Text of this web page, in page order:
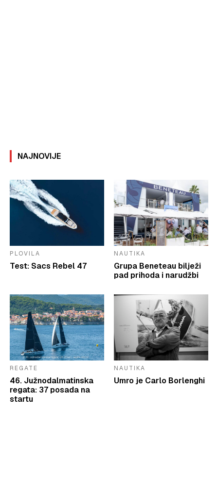
NAJNOVIJE
PLOVILA
Test: Sacs Rebel 47
NAUTIKA
Grupa Beneteau bilježi
pad prihoda i narudžbi
REGATE
46. Južnodalmatinska
regata: 37 posada na
startu
NAUTIKA
Umro je Carlo Borlenghi